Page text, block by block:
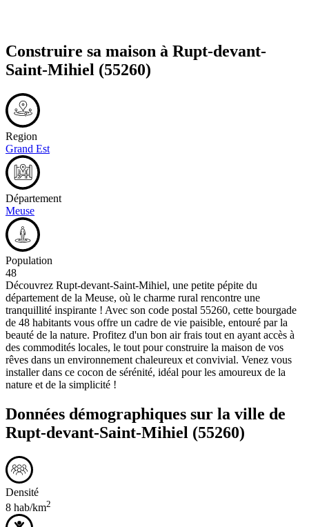
Construire sa maison à Rupt-devant-
Saint-Mihiel (55260)
Region
Grand Est
Département
Meuse
Population
48
Découvrez Rupt-devant-Saint-Mihiel, une petite pépite du
département de la Meuse, où le charme rural rencontre une
tranquillité inspirante ! Avec son code postal 55260, cette bourgade
de 48 habitants vous offre un cadre de vie paisible, entouré par la
beauté de la nature. Profitez d'un bon air frais tout en ayant accès à
des commodités locales, le tout pour construire la maison de vos
rêves dans un environnement chaleureux et convivial. Venez vous
installer dans ce cocon de sérénité, idéal pour les amoureux de la
nature et de la simplicité !
Données démographiques sur la ville de
Rupt-devant-Saint-Mihiel (55260)
Densité
8 hab/km2